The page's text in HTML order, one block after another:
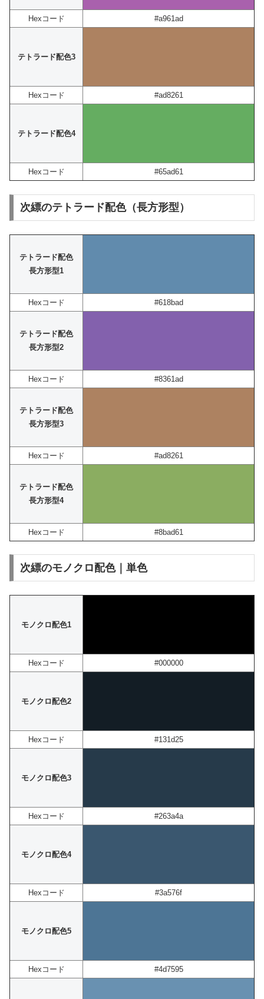
Hexコード #a961ad
テトラード配色3
Hexコード #ad8261
テトラード配色4
Hexコード #65ad61
次縹のテトラード配色（長方形型）
テトラード配色
長方形型1
Hexコード #618bad
テトラード配色
長方形型2
Hexコード #8361ad
テトラード配色
長方形型3
Hexコード #ad8261
テトラード配色
長方形型4
Hexコード #8bad61
次縹のモノクロ配色｜単色
モノクロ配色1
Hexコード #000000
モノクロ配色2
Hexコード #131d25
モノクロ配色3
Hexコード #263a4a
モノクロ配色4
Hexコード #3a576f
モノクロ配色5
Hexコード #4d7595